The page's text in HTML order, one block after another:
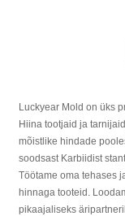
Luckyear Mold on üks
Hiina tootjaid ja
mõistlike hindade
soodsast Karbiidist
Töötame oma tehases
hinnaga tooteid.
pikaajaliseks